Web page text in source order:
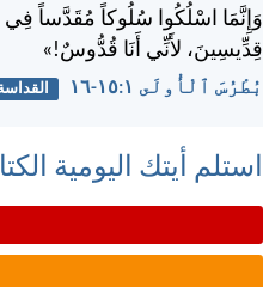
وَإِنَّمَا اسْلُكُوا سُلُوكاً مُقَدَّساً
قِدِّيسِينَ، لأَنِّي أَنَا قُدُّوسٌ!»
بُطْرُسَ ٱلْأُولَى ١:‏١٥-‏١٦
استلم أيتك اليومية